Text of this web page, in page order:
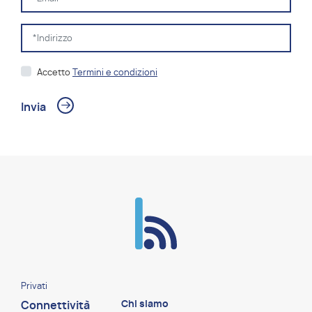
Accetto Termini e condizioni
Privati
Connettività
Chi siamo